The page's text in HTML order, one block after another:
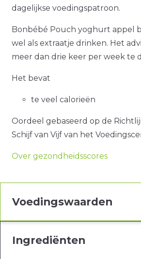
dagelijkse voedingspatroon.
Bonbébé Pouch yoghurt appel
wel als extraatje drinken. Het
meer dan drie keer per week te
Het bevat
te veel calorieën
Oordeel gebaseerd op de
Schijf van Vijf van het
Over gezondheidsscores
Voedingswaarden
Ingrediënten